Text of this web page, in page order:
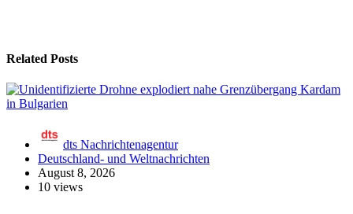
Related Posts
dts Nachrichtenagentur
Deutschland- und Weltnachrichten
August 8, 2026
10 views